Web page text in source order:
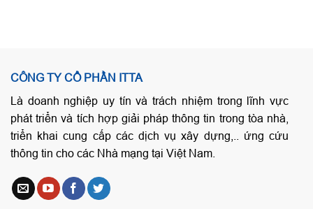
CÔNG TY CỔ PHẦN ITTA
Là doanh nghiệp uy tín và trách nhiệm trong lĩnh vực
phát triển và tích hợp giải pháp thông tin trong tòa nhà,
triển khai cung cấp các dịch vụ xây dựng,.. ứng cứu
thông tin cho các Nhà mạng tại Việt Nam.